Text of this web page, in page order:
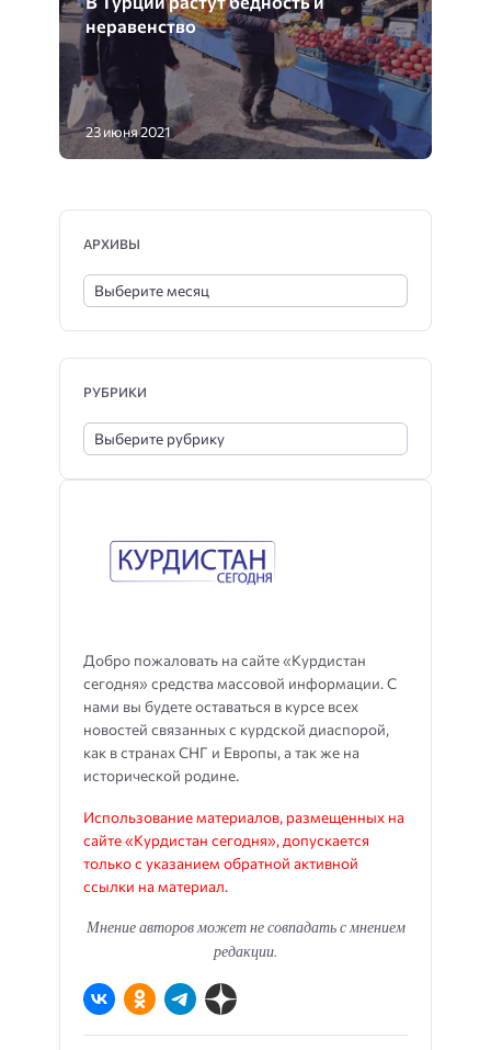
неравенство
23 июня 2021
Добро пожаловать на сайте «Курдистан
сегодня» средства массовой информации. С
нами вы будете оставаться в курсе всех
новостей связанных с курдской диаспорой,
как в странах СНГ и Европы, а так же на
исторической родине.
Использование материалов, размещенных на
сайте «Курдистан сегодня», допускается
только с указанием обратной активной
ссылки на материал.
Мнение авторов может не совпадать с мнением
редакции.
АРХИВЫ
РУБРИКИ